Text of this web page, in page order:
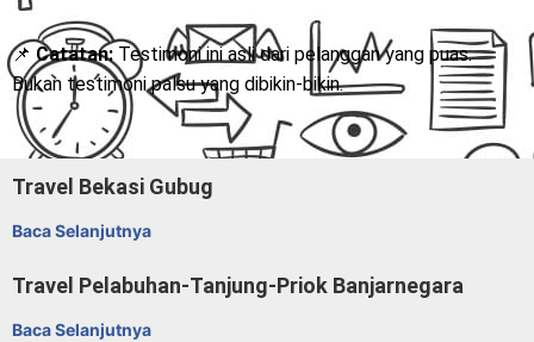
📌 Catatan: Testimoni ini asli dari pelanggan yang puas.
Bukan testimoni palsu yang dibikin-bikin.
Travel Bekasi Gubug
Baca Selanjutnya
Travel Pelabuhan-Tanjung-Priok Banjarnegara
Baca Selanjutnya